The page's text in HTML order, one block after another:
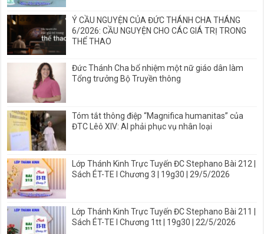
Ý CẦU NGUYỆN CỦA ĐỨC THÁNH CHA THÁNG
6/2026: CẦU NGUYỆN CHO CÁC GIÁ TRỊ TRONG
THỂ THAO
Đức Thánh Cha bổ nhiệm một nữ giáo dân làm
Tổng trưởng Bộ Truyền thông
Tóm tắt thông điệp “Magnifica humanitas” của
ĐTC Lêô XIV: AI phải phục vụ nhân loại
Lớp Thánh Kinh Trực Tuyến ĐC Stephano Bài 212 |
Sách ÉT-TE I Chương 3 | 19g30 | 29/5/2026
Lớp Thánh Kinh Trực Tuyến ĐC Stephano Bài 211 |
Sách ÉT-TE I Chương 1tt | 19g30 | 22/5/2026